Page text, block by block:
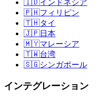
🇮🇩インドネシア
🇵🇭フィリピン
🇹🇭タイ
🇯🇵日本
🇲🇾マレーシア
🇹🇼台湾
🇸🇬シンガポール
インテグレーション